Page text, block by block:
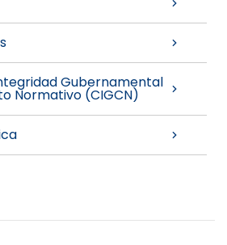
Gubernamental
Normativo (CIGCN)